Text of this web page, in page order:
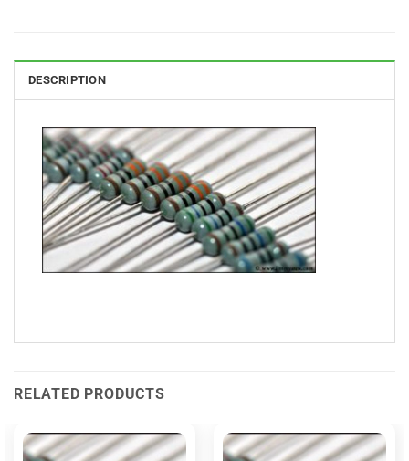
DESCRIPTION
RELATED PRODUCTS